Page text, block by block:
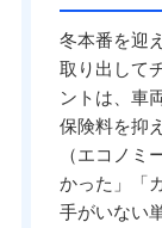
冬本番を迎
取り出して
ントは、車
保険料を抑
（エコノミ
かった」「
手がいない